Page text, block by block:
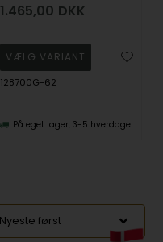
1.465,00 DKK
128700G-62
På eget lager, 3-5 hverdage